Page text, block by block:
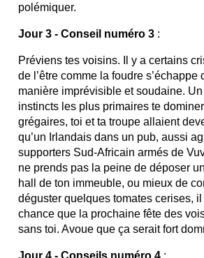
polémiquer.
Jour 3 - Conseil numéro 3 :
Préviens tes voisins. Il y a certains
de l’être comme la foudre s’échappe
manière imprévisible et soudaine.
instincts les plus primaires te
grégaires, toi et ta troupe allaient
qu’un Irlandais dans un pub, aussi
supporters Sud-Africain armés de
ne prends pas la peine de déposer
hall de ton immeuble, ou mieux de
déguster quelques tomates cerises, il
chance que la prochaine fête des
sans toi. Avoue que ça serait fort